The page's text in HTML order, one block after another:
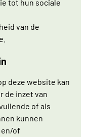
tot hun sociale
van de
deze website kan
de inzet van
of als
kunnen
of